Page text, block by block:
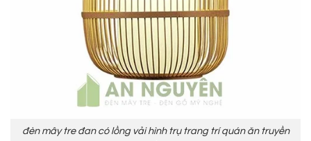
đèn mây tre đan có lồng vải hình trụ trang trí quán ăn truyền